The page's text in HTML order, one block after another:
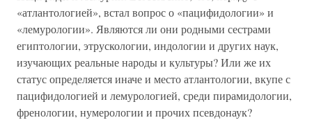
«атлантологией», встал вопрос о «пацифидологии» и
«лемурологии». Являются ли они родными сестрами
египтологии, этрускологии, индологии и других наук,
изучающих реальные народы и культуры? Или же их
статус определяется иначе и место атлантологии, вкупе с
пацифидологией и лемурологией, среди пирамидологии,
френологии, нумерологии и прочих псевдонаук?